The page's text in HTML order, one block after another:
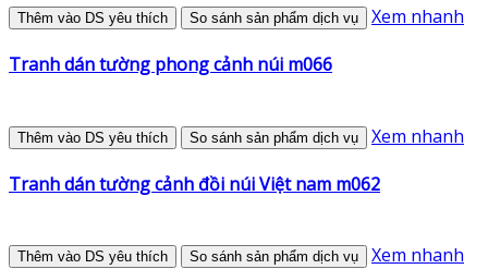
Thêm vào DS yêu thích So sánh sản phẩm dịch vụ Xem nhanh
Tranh dán tường phong cảnh núi m066
Thêm vào DS yêu thích So sánh sản phẩm dịch vụ Xem nhanh
Tranh dán tường cảnh đồi núi Việt nam m062
Thêm vào DS yêu thích So sánh sản phẩm dịch vụ Xem nhanh